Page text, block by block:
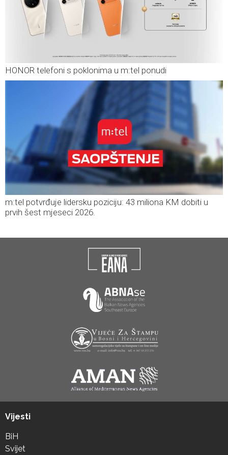
HONOR telefoni s poklonima u m:tel ponudi
m:tel potvrđuje lidersku poziciju: 43 miliona KM dobiti u
prvih šest mjeseci 2026.
Vijesti
BiH
Svijet